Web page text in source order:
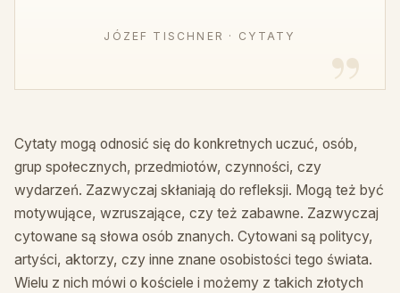
JÓZEF TISCHNER · CYTATY
Cytaty mogą odnosić się do konkretnych uczuć, osób,
grup społecznych, przedmiotów, czynności, czy
wydarzeń. Zazwyczaj skłaniają do refleksji. Mogą też być
motywujące, wzruszające, czy też zabawne. Zazwyczaj
cytowane są słowa osób znanych. Cytowani są politycy,
artyści, aktorzy, czy inne znane osobistości tego świata.
Wielu z nich mówi o kościele i możemy z takich złotych